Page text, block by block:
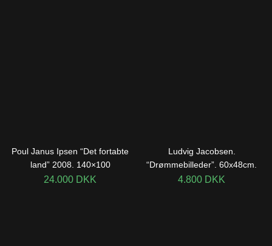
Poul Janus Ipsen “Det fortabte
land” 2008. 140×100
24.000 DKK
Ludvig Jacobsen.
“Drømmebilleder”. 60x48cm.
4.800 DKK